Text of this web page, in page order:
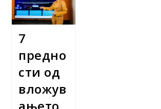
7
предно
сти од
вложув